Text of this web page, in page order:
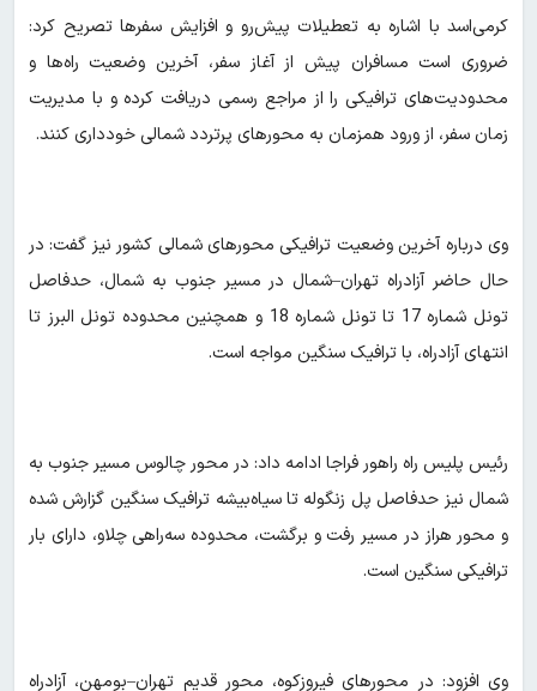
کرمی‌اسد با اشاره به تعطیلات پیش‌رو و افزایش سفرها تصریح کرد:
ضروری است مسافران پیش از آغاز سفر، آخرین وضعیت راه‌ها و
محدودیت‌های ترافیکی را از مراجع رسمی دریافت کرده و با مدیریت
زمان سفر، از ورود همزمان به محورهای پرتردد شمالی خودداری کنند.
وی درباره آخرین وضعیت ترافیکی محورهای شمالی کشور نیز گفت: در
حال حاضر آزادراه تهران–شمال در مسیر جنوب به شمال، حدفاصل
تونل شماره 17 تا تونل شماره 18 و همچنین محدوده تونل البرز تا
انتهای آزادراه، با ترافیک سنگین مواجه است.
رئیس پلیس راه راهور فراجا ادامه داد: در محور چالوس مسیر جنوب به
شمال نیز حدفاصل پل زنگوله تا سیاه‌بیشه ترافیک سنگین گزارش شده
و محور هراز در مسیر رفت و برگشت، محدوده سه‌راهی چلاو، دارای بار
ترافیکی سنگین است.
وی افزود: در محورهای فیروزکوه، محور قدیم تهران–بومهن، آزادراه